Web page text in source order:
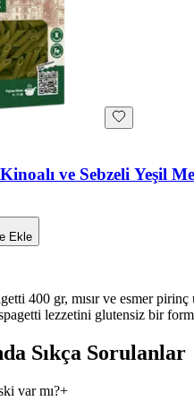
ve Sebzeli Yeşil
Ekle
400 gr, mısır ve esmer
lezzetini glutensiz bir
Sıkça Sorulanlar
var mı?+